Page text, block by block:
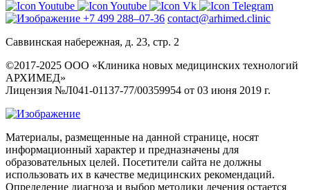
+7 499 288–07-36 contact@arhimed.clinic
Саввинская набережная, д. 23, стр. 2
©2017-2025 ООО «Клиника новых медицинских технологий
АРХИМЕД»
Лицензия №Л041-01137-77/00359954 от 03 июня 2019 г.
Материалы, размещенные на данной странице, носят
информационный характер и предназначены для
образовательных целей. Посетители сайта не должны
использовать их в качестве медицинских рекомендаций.
Определение диагноза и выбор методики лечения остается